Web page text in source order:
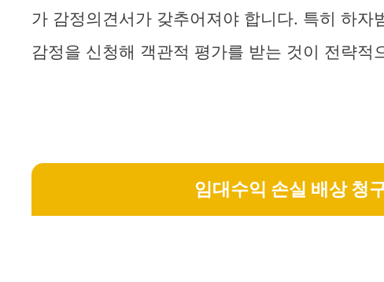
가 감정의견서가 갖추어져야 합니다. 특히 하자
감정을 신청해 객관적 평가를 받는 것이 전략적
임대수익 손실 배상 청